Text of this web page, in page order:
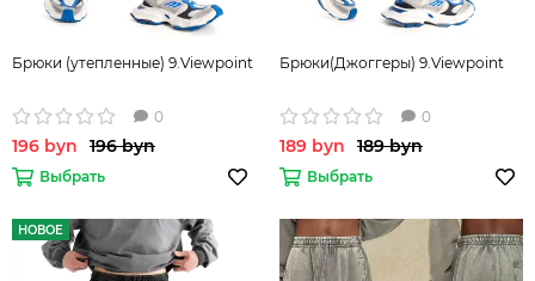
Брюки (утепленные) 9.Viewpoint
0
196 byn 196 byn
Выбрать
Брюки(Джоггеры) 9.Viewpoint
0
189 byn 189 byn
Выбрать
НОВОЕ